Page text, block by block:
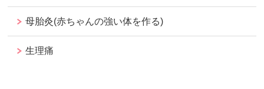
母胎灸(赤ちゃんの強い体を作る)
生理痛